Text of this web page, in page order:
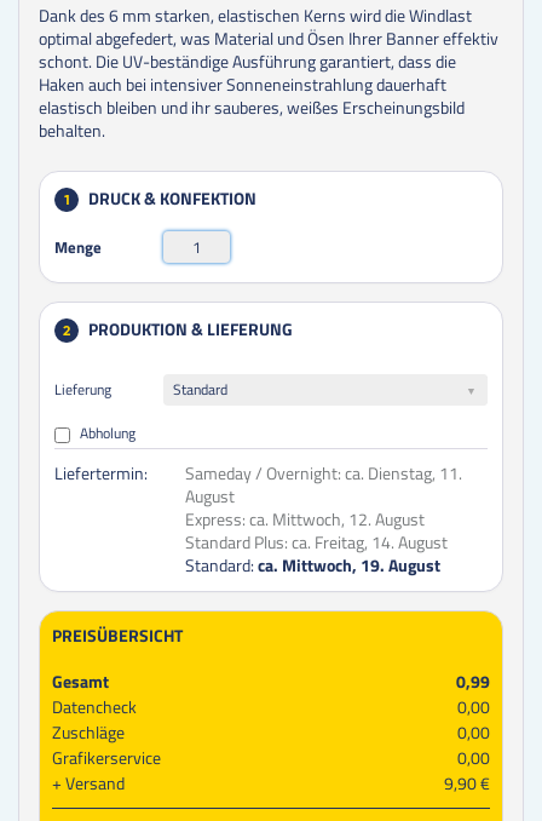
Dank des 6 mm starken, elastischen Kerns wird die Windlast
optimal abgefedert, was Material und Ösen Ihrer Banner effektiv
schont. Die UV-beständige Ausführung garantiert, dass die
Haken auch bei intensiver Sonneneinstrahlung dauerhaft
elastisch bleiben und ihr sauberes, weißes Erscheinungsbild
behalten.
1 DRUCK & KONFEKTION
Menge
2 PRODUKTION & LIEFERUNG
Lieferung
Standard
Abholung
Liefertermin: Sameday / Overnight:ca. Dienstag, 11.
August
Express:ca. Mittwoch, 12. August
Standard Plus:ca. Freitag, 14. August
Standard:ca. Mittwoch, 19. August
PREISÜBERSICHT
Gesamt
0,99
Datencheck
0,00
Zuschläge
0,00
Grafikerservice
0,00
Versand
9,90 €